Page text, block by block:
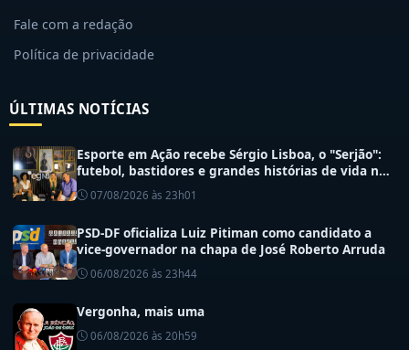
Fale com a redação
Política de privacidade
ÚLTIMAS NOTÍCIAS
Esporte em Ação recebe Sérgio Lisboa, o "Serjão":
futebol, bastidores e grandes histórias de vida no
07/08/2026 às 23h01
PSD-DF oficializa Luiz Pitiman como candidato a
vice-governador na chapa de José Roberto Arruda
06/08/2026 às 23h44
Vergonha, mais uma
06/08/2026 às 20h59